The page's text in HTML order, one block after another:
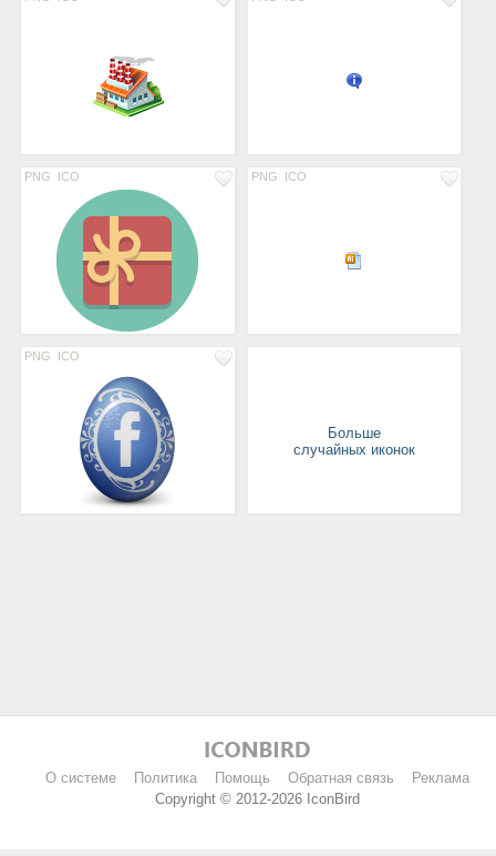
PNG ICO PNG ICO
PNG ICO
Больше
случайных иконок
О системе Политика Помощь Обратная связь
Реклама
Copyright © 2012-2026 IconBird